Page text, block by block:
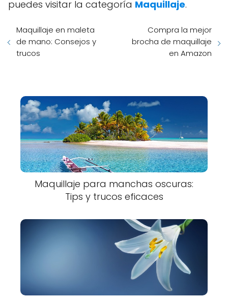
puedes visitar la categoría Maquillaje.
Maquillaje en maleta
de mano: Consejos y
trucos
Compra la mejor
brocha de maquillaje
en Amazon
Maquillaje para manchas oscuras:
Tips y trucos eficaces